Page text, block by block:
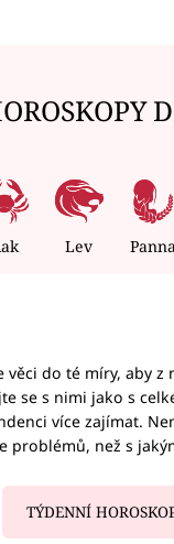
Lev
věci do té míry, aby z
se s nimi jako s
více zajímat.
problémů, než s
TÝDENNÍ